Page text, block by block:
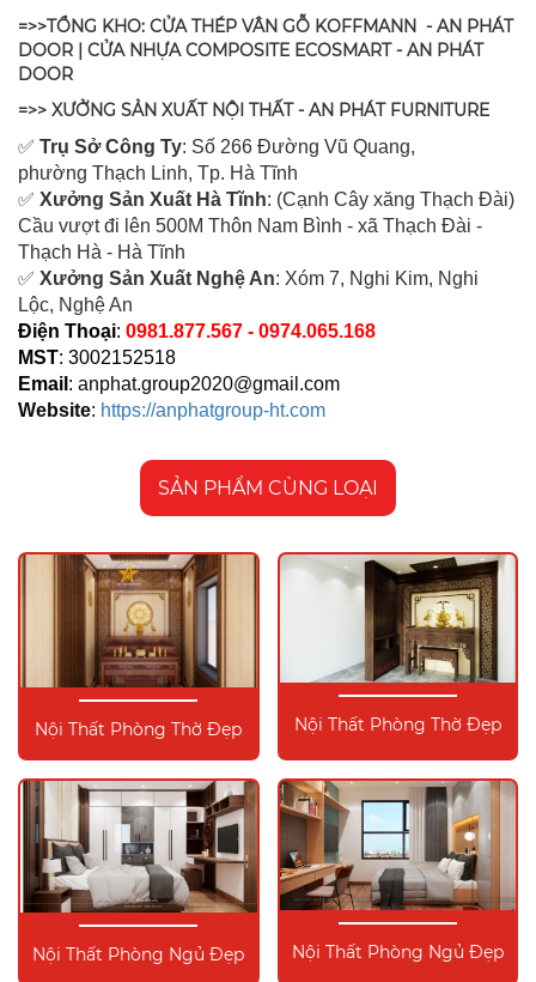
=>>TỔNG KHO: CỬA THÉP VÂN GỖ KOFFMANN - AN PHÁT
DOOR | CỬA NHỰA COMPOSITE ECOSMART - AN PHÁT
DOOR
=>> XƯỞNG SẢN XUẤT NỘI THẤT - AN PHÁT FURNITURE
✅ Trụ Sở Công Ty: Số 266 Đường Vũ Quang,
phường Thạch Linh, Tp. Hà Tĩnh
✅ Xưởng Sản Xuất Hà Tĩnh: (Cạnh Cây xăng Thạch Đài)
Cầu vượt đi lên 500M Thôn Nam Bình - xã Thạch Đài -
Thạch Hà - Hà Tĩnh
✅ Xưởng Sản Xuất Nghệ An: Xóm 7, Nghi Kim, Nghi
Lộc, Nghệ An
Điện Thoại: 0981.877.567 - 0974.065.168
MST: 3002152518
Email : anphat.group2020@gmail.com
Website: https://anphatgroup-ht.com
SẢN PHẨM CÙNG LOẠI
Nội Thất Phòng Thờ Đẹp Nội Thất Phòng Thờ Đẹp
Nội Thất Phòng Ngủ Đẹp Nội Thất Phòng Ngủ Đẹp